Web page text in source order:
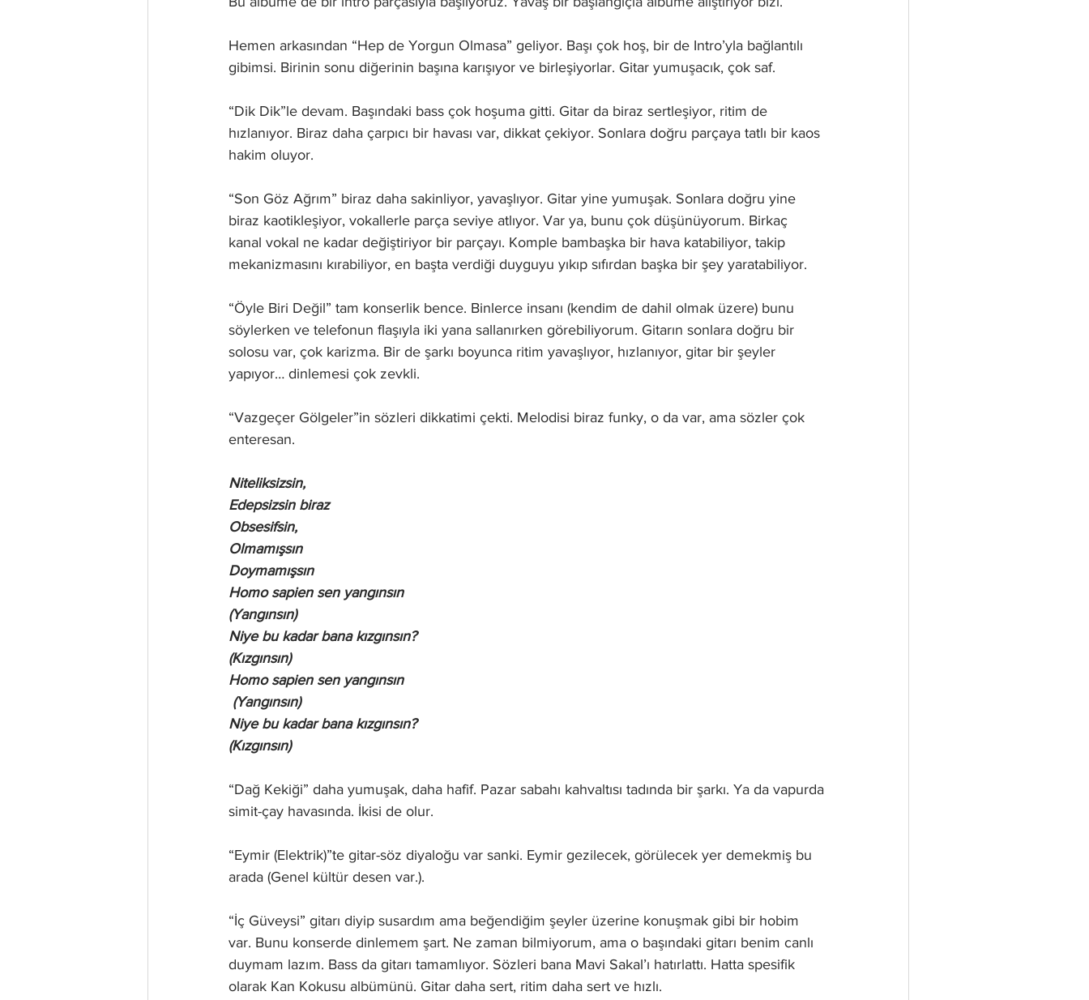
Hemen arkasından “Hep de Yorgun Olmasa” geliyor. Başı çok hoş, bir de Intro’yla bağlantılı
gibimsi. Birinin sonu diğerinin başına karışıyor ve birleşiyorlar. Gitar yumuşacık, çok saf.
“Dik Dik”le devam. Başındaki bass çok hoşuma gitti. Gitar da biraz sertleşiyor, ritim de
hızlanıyor. Biraz daha çarpıcı bir havası var, dikkat çekiyor. Sonlara doğru parçaya tatlı bir kaos
hakim oluyor.
“Son Göz Ağrım” biraz daha sakinliyor, yavaşlıyor. Gitar yine yumuşak. Sonlara doğru yine
biraz kaotikleşiyor, vokallerle parça seviye atlıyor. Var ya, bunu çok düşünüyorum. Birkaç
kanal vokal ne kadar değiştiriyor bir parçayı. Komple bambaşka bir hava katabiliyor, takip
mekanizmasını kırabiliyor, en başta verdiği duyguyu yıkıp sıfırdan başka bir şey yaratabiliyor.
“Öyle Biri Değil” tam konserlik bence. Binlerce insanı (kendim de dahil olmak üzere) bunu
söylerken ve telefonun flaşıyla iki yana sallanırken görebiliyorum. Gitarın sonlara doğru bir
solosu var, çok karizma. Bir de şarkı boyunca ritim yavaşlıyor, hızlanıyor, gitar bir şeyler
yapıyor… dinlemesi çok zevkli.
“Vazgeçer Gölgeler”in sözleri dikkatimi çekti. Melodisi biraz funky, o da var, ama sözler çok
enteresan.
Niteliksizsin,
Edepsizsin biraz
Obsesifsin,
Olmamışsın
Doymamışsın
Homo sapien sen yangınsın
(Yangınsın)
Niye bu kadar bana kızgınsın?
(Kızgınsın)
Homo sapien sen yangınsın
(Yangınsın)
Niye bu kadar bana kızgınsın?
(Kızgınsın)
“Dağ Kekiği” daha yumuşak, daha hafif. Pazar sabahı kahvaltısı tadında bir şarkı. Ya da vapurda
simit-çay havasında. İkisi de olur.
“Eymir (Elektrik)”te gitar-söz diyaloğu var sanki. Eymir gezilecek, görülecek yer demekmiş bu
arada (Genel kültür desen var.).
“İç Güveysi” gitarı diyip susardım ama beğendiğim şeyler üzerine konuşmak gibi bir hobim
var. Bunu konserde dinlemem şart. Ne zaman bilmiyorum, ama o başındaki gitarı benim canlı
duymam lazım. Bass da gitarı tamamlıyor. Sözleri bana Mavi Sakal’ı hatırlattı. Hatta spesifik
olarak Kan Kokusu albümünü. Gitar daha sert, ritim daha sert ve hızlı.